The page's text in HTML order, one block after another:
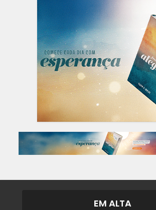
EM ALTA